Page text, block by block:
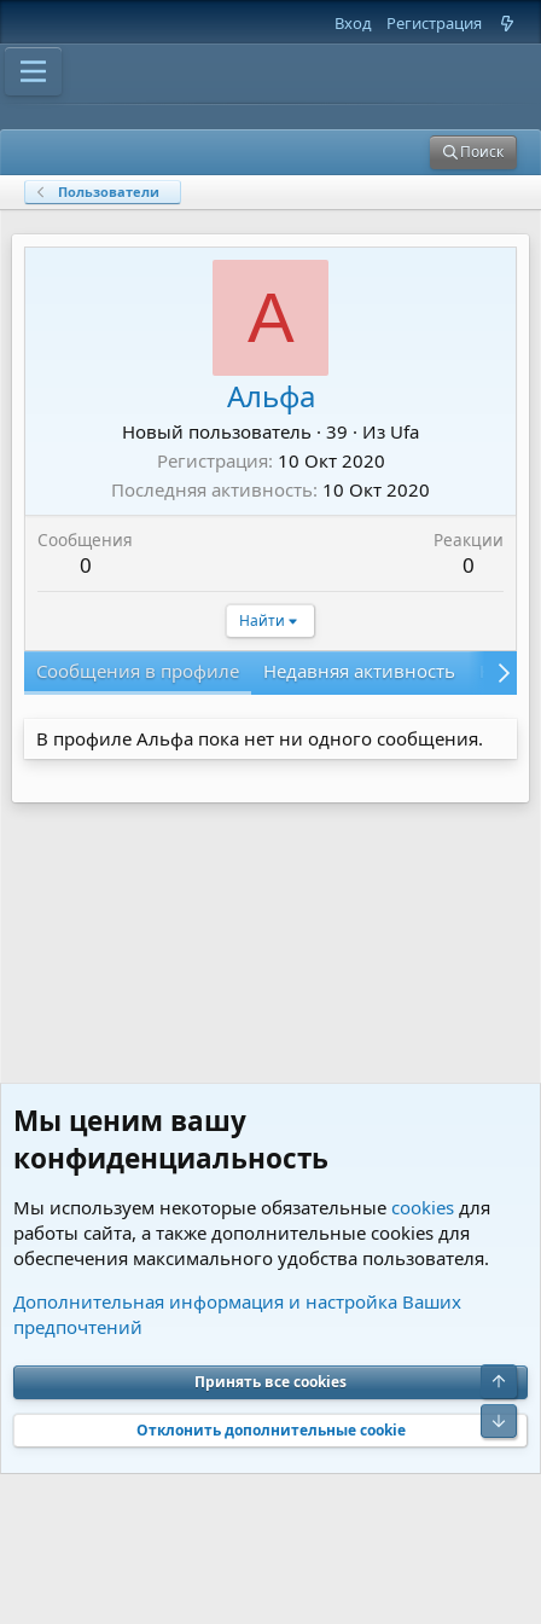
Вход Регистрация
Поиск
Пользователи
А
Альфа
Новый пользователь · 39 · Из Ufa
Регистрация 10 Окт 2020
Последняя активность 10 Окт 2020
Сообщения
0
Реакции
0
Найти
Сообщения в профиле Недавняя активность
В профиле Альфа пока нет ни одного сообщения.
Пользователи
Cookies Charm by DCom
Обратная связь
Условия и правила
Политика конфиденциальности
Помощь
S
S
Community platform by XenForo® © 2010-2026 XenForo Ltd. Перевод от
Jumuro®|Media embeds via s9e/MediaSites
Мы ценим вашу
конфиденциальность
Мы используем некоторые обязательные cookies для
работы сайта, а также дополнительные cookies для
обеспечения максимального удобства пользователя.
Дополнительная информация и настройка Ваших
предпочтений
Принять все cookies
Отклонить дополнительные cookie
Верх
Низ